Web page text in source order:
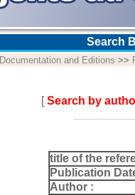
Search
Documentation and Editions >>
[Search by
title of the
Publication
Author :